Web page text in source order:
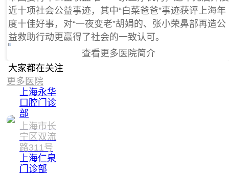
近十项社会公益事迹，其中“白菜爸爸”事迹获评上海年
度十佳好事，对“一夜变老”胡娟的、张小荣鼻部再造公
益救助行动更赢得了社会的一致认可。
查看更多医院简介
大家都在关注
更多医院
上海永华
口腔门诊
部
上海市长
宁区双流
路311号
上海仁泉
门诊部